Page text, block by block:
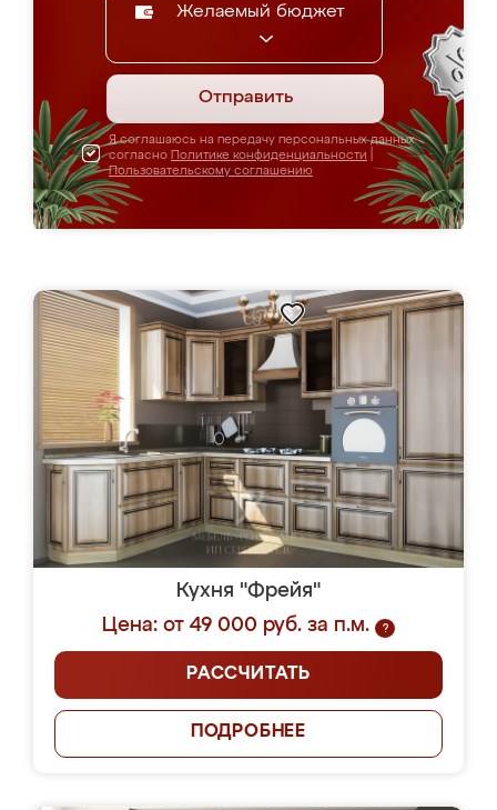
Желаемый бюджет
Отправить
Я соглашаюсь на передачу персональных данных
согласно Политике конфиденциальности
Пользовательскому соглашению
Кухня "Фрейя"
Цена: от 49 000 руб. за п.м.
?
РАССЧИТАТЬ
ПОДРОБНЕЕ